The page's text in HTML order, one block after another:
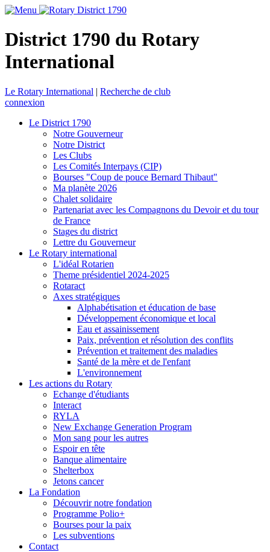
District 1790 du Rotary
International
Le Rotary International | Recherche de club
connexion
Le District 1790
Notre Gouverneur
Notre District
Les Clubs
Les Comités Interpays (CIP)
Bourses "Coup de pouce Bernard Thibaut"
Ma planète 2026
Chalet solidaire
Partenariat avec les Compagnons du Devoir et du tour
de France
Stages du district
Lettre du Gouverneur
Le Rotary international
L'idéal Rotarien
Theme présidentiel 2024-2025
Rotaract
Axes stratégiques
Alphabétisation et éducation de base
Développement économique et local
Eau et assainissement
Paix, prévention et résolution des conflits
Prévention et traitement des maladies
Santé de la mère et de l'enfant
L'environnement
Les actions du Rotary
Echange d'étudiants
Interact
RYLA
New Exchange Generation Program
Mon sang pour les autres
Espoir en tête
Banque alimentaire
Shelterbox
Jetons cancer
La Fondation
Découvrir notre fondation
Programme Polio+
Bourses pour la paix
Les subventions
Contact